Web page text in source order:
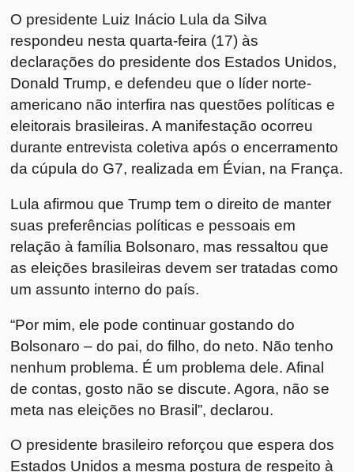
O presidente Luiz Inácio Lula da Silva
respondeu nesta quarta-feira (17) às
declarações do presidente dos Estados Unidos,
Donald Trump, e defendeu que o líder norte-
americano não interfira nas questões políticas e
eleitorais brasileiras. A manifestação ocorreu
durante entrevista coletiva após o encerramento
da cúpula do G7, realizada em Évian, na França.
Lula afirmou que Trump tem o direito de manter
suas preferências políticas e pessoais em
relação à família Bolsonaro, mas ressaltou que
as eleições brasileiras devem ser tratadas como
um assunto interno do país.
“Por mim, ele pode continuar gostando do
Bolsonaro – do pai, do filho, do neto. Não tenho
nenhum problema. É um problema dele. Afinal
de contas, gosto não se discute. Agora, não se
meta nas eleições no Brasil”, declarou.
O presidente brasileiro reforçou que espera dos
Estados Unidos a mesma postura de respeito à